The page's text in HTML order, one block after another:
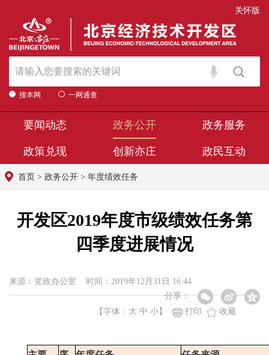
关怀版
搜本网 一网通查
要闻动态 政务公开 政务服务
政策兑现 创新亦庄 政民互动
首页 > 政务公开 > 年度绩效任务
开发区2019年度市级绩效任务第
四季度进展情况
来源：党政办公室 时间：2019年12月31日 16:44
分享：
【字体： 大 中 小 】 打印 收藏